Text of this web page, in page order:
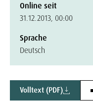
Online seit
31.12.2013, 00:00
Sprache
Deutsch
Volltext (PDF)